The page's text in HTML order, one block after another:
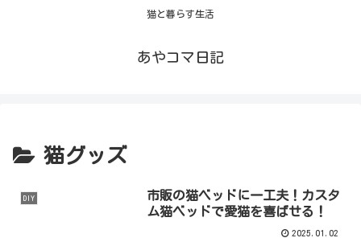
猫と暮らす生活
あやコマ日記
猫グッズ
DIY
市販の猫ベッドに一工夫！カスタ
ム猫ベッドで愛猫を喜ばせる！
2025.01.02